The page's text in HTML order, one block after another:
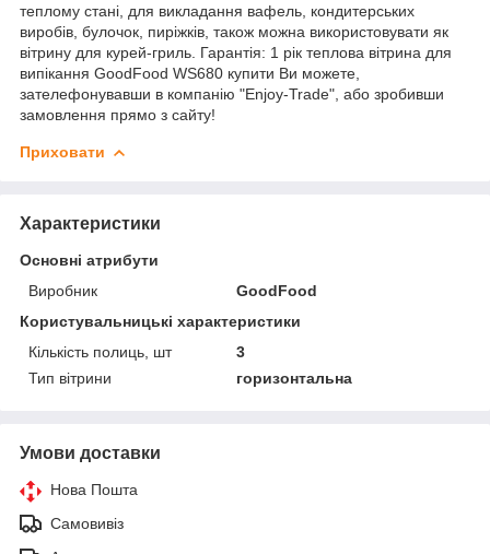
теплому стані, для викладання вафель, кондитерських
виробів, булочок, пиріжків, також можна використовувати як
вітрину для курей-гриль. Гарантія: 1 рік теплова вітрина для
випікання GoodFood WS680 купити Ви можете,
зателефонувавши в компанію "Enjoy-Trade", або зробивши
замовлення прямо з сайту!
Приховати
Характеристики
Основні атрибути
Виробник
GoodFood
Користувальницькі характеристики
Кількість полиць, шт
3
Тип вітрини
горизонтальна
Умови доставки
Нова Пошта
Самовивіз